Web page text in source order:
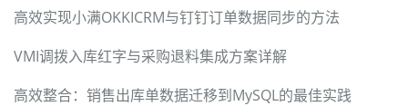
高效实现小满OKKICRM与钉钉订单数据同步的方法
VMI调拨入库红字与采购退料集成方案详解
高效整合：销售出库单数据迁移到MySQL的最佳实践